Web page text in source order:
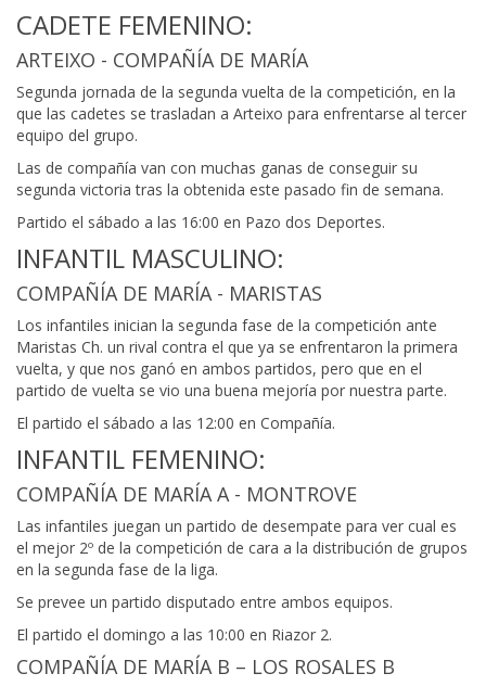
CADETE FEMENINO:
ARTEIXO - COMPAÑÍA DE MARÍA
Segunda jornada de la segunda vuelta de la competición, en la
que las cadetes se trasladan a Arteixo para enfrentarse al tercer
equipo del grupo.
Las de compañía van con muchas ganas de conseguir su
segunda victoria tras la obtenida este pasado fin de semana.
Partido el sábado a las 16:00 en Pazo dos Deportes.
INFANTIL MASCULINO:
COMPAÑÍA DE MARÍA - MARISTAS
Los infantiles inician la segunda fase de la competición ante
Maristas Ch. un rival contra el que ya se enfrentaron la primera
vuelta, y que nos ganó en ambos partidos, pero que en el
partido de vuelta se vio una buena mejoría por nuestra parte.
El partido el sábado a las 12:00 en Compañía.
INFANTIL FEMENINO:
COMPAÑÍA DE MARÍA A - MONTROVE
Las infantiles juegan un partido de desempate para ver cual es
el mejor 2º de la competición de cara a la distribución de grupos
en la segunda fase de la liga.
Se prevee un partido disputado entre ambos equipos.
El partido el domingo a las 10:00 en Riazor 2.
COMPAÑÍA DE MARÍA B – LOS ROSALES B